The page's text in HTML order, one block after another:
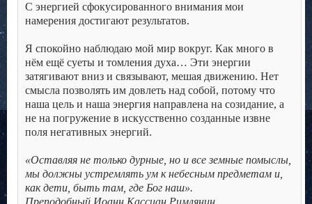
С энергией сфокусированного внимания мои
намерения достигают результатов.
Я спокойно наблюдаю мой мир вокруг. Как много в
нём ещё суеты и томления духа… Эти энергии
затягивают вниз и связывают, мешая движению. Нет
смысла позволять им довлеть над собой, потому что
наша цель и наша энергия направлена на созидание, а
не на погружение в искусственно созданные извне
поля негативных энергий.
«Оставляя не только дурные, но и все земные помыслы,
мы должны устремлять ум к небесным предметам и,
как дети, быть там, где Бог наш».